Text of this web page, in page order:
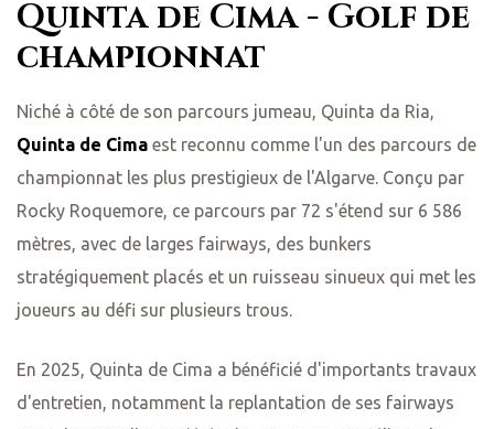
Quinta de Cima - Golf de
championnat
Niché à côté de son parcours jumeau, Quinta da Ria,
Quinta de Cima est reconnu comme l'un des parcours de
championnat les plus prestigieux de l'Algarve. Conçu par
Rocky Roquemore, ce parcours par 72 s'étend sur 6 586
mètres, avec de larges fairways, des bunkers
stratégiquement placés et un ruisseau sinueux qui met les
joueurs au défi sur plusieurs trous.
En 2025, Quinta de Cima a bénéficié d'importants travaux
d'entretien, notamment la replantation de ses fairways